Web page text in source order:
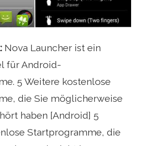
Nova Launcher ist ein
für Android-
5 Weitere kostenlose
die Sie möglicherweise
haben [Android] 5
Startprogramme, die